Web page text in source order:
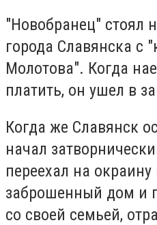
"Новобранец" стоял
города Славянска с
Молотова". Когда
платить, он ушел в
Когда же Славянск
начал
переехал на окраину
заброшенный дом и
со своей семьей,